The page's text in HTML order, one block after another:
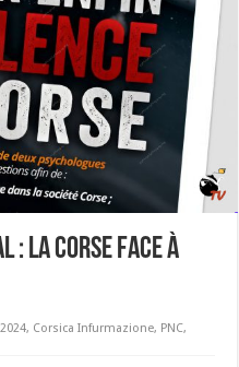
: la Corse face à
, Corsica Infurmazione, PNC,